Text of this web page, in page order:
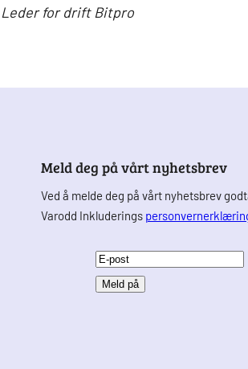
Leder for drift Bitpro
Meld deg på vårt nyhetsbrev
Ved å melde deg på vårt nyhetsbrev
Varodd Inkluderings
E
-